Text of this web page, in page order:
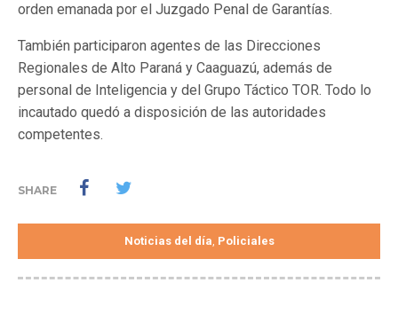
orden emanada por el Juzgado Penal de Garantías.
También participaron agentes de las Direcciones
Regionales de Alto Paraná y Caaguazú, además de
personal de Inteligencia y del Grupo Táctico TOR. Todo lo
incautado quedó a disposición de las autoridades
competentes.
SHARE
Noticias del día, Policiales